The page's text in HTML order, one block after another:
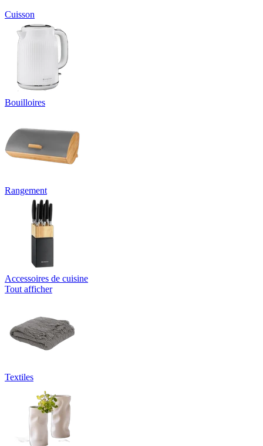
Cuisson
Bouilloires
Rangement
Accessoires de cuisine
Tout afficher
Textiles